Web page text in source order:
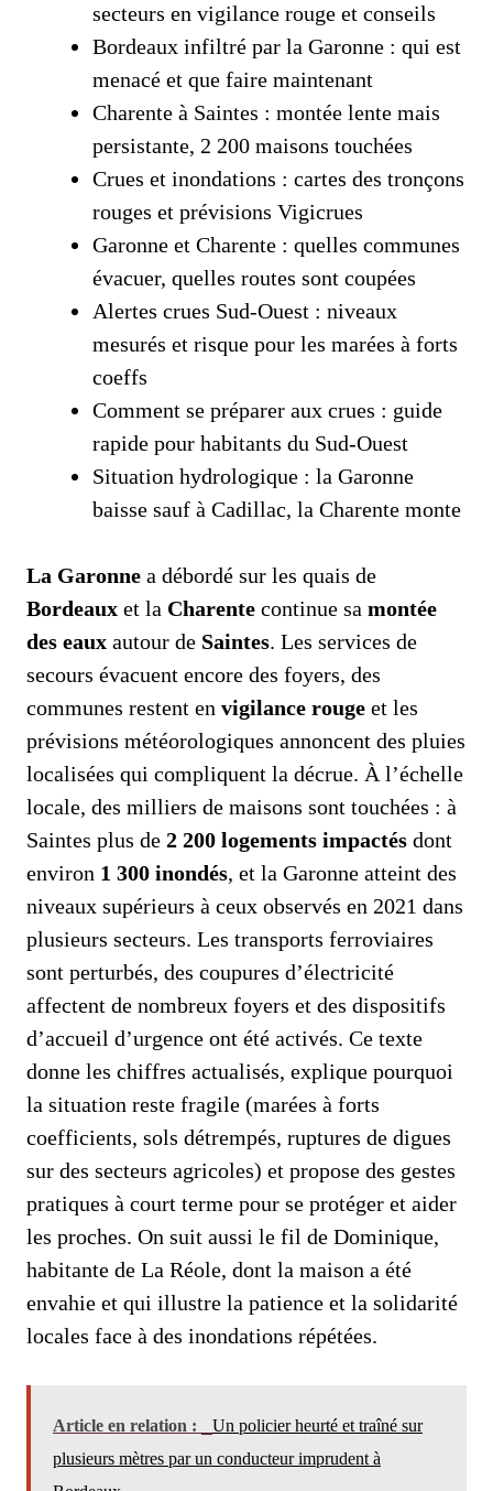
secteurs en vigilance rouge et conseils
Bordeaux infiltré par la Garonne : qui est
menacé et que faire maintenant
Charente à Saintes : montée lente mais
persistante, 2 200 maisons touchées
Crues et inondations : cartes des tronçons
rouges et prévisions Vigicrues
Garonne et Charente : quelles communes
évacuer, quelles routes sont coupées
Alertes crues Sud‑Ouest : niveaux
mesurés et risque pour les marées à forts
coeffs
Comment se préparer aux crues : guide
rapide pour habitants du Sud‑Ouest
Situation hydrologique : la Garonne
baisse sauf à Cadillac, la Charente monte
La Garonne a débordé sur les quais de
Bordeaux et la Charente continue sa montée
des eaux autour de Saintes. Les services de
secours évacuent encore des foyers, des
communes restent en vigilance rouge et les
prévisions météorologiques annoncent des pluies
localisées qui compliquent la décrue. À l’échelle
locale, des milliers de maisons sont touchées : à
Saintes plus de 2 200 logements impactés dont
environ 1 300 inondés, et la Garonne atteint des
niveaux supérieurs à ceux observés en 2021 dans
plusieurs secteurs. Les transports ferroviaires
sont perturbés, des coupures d’électricité
affectent de nombreux foyers et des dispositifs
d’accueil d’urgence ont été activés. Ce texte
donne les chiffres actualisés, explique pourquoi
la situation reste fragile (marées à forts
coefficients, sols détrempés, ruptures de digues
sur des secteurs agricoles) et propose des gestes
pratiques à court terme pour se protéger et aider
les proches. On suit aussi le fil de Dominique,
habitante de La Réole, dont la maison a été
envahie et qui illustre la patience et la solidarité
locales face à des inondations répétées.
Article en relation :
Un policier heurté et traîné sur
plusieurs mètres par un conducteur imprudent à